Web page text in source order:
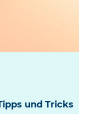
und Tricks